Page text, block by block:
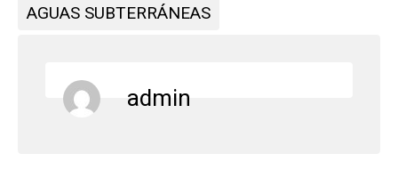
AGUAS SUBTERRÁNEAS
admin